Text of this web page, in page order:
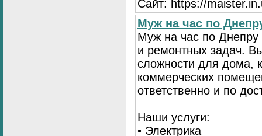
Сайт: https://
Муж на час по
Муж на час по
и ремонтных задач.
сложности для дома,
коммерческих
ответственно и по
Наши услуги:
• Электрика